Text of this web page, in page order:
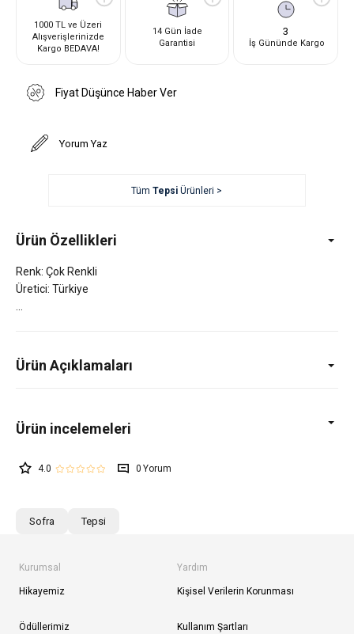
1000 TL ve Üzeri
Alışverişlerinizde
Kargo BEDAVA!
14 Gün İade
Garantisi
3
İş Gününde Kargo
Fiyat Düşünce Haber Ver
Yorum Yaz
TümTepsi Ürünleri >
Ürün Özellikleri
Renk: Çok Renkli
Üretici: Türkiye
Ürün Açıklamaları
4.0 0
Sofra Tepsi
Kurumsal
Hikayemiz
Ödüllerimiz
Yardım
Kişisel Verilerin Korunması
Kullanım Şartları